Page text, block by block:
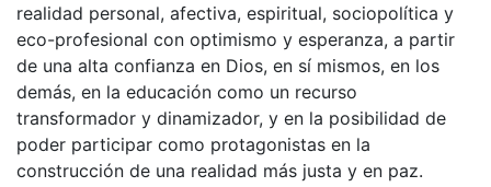
realidad personal, afectiva, espiritual, sociopolítica y
eco-profesional con optimismo y esperanza, a partir
de una alta confianza en Dios, en sí mismos, en los
demás, en la educación como un recurso
transformador y dinamizador, y en la posibilidad de
poder participar como protagonistas en la
construcción de una realidad más justa y en paz.